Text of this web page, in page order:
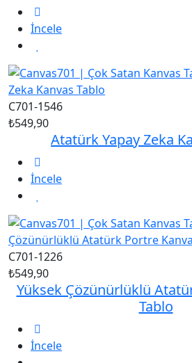
İncele
C701-1546
₺549,90
Atatürk Yapay Zeka
İncele
C701-1226
₺549,90
Yüksek Çözünürlüklü
Tablo
İncele